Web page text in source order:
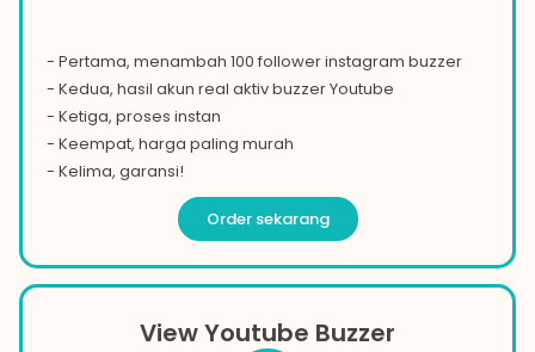
- Pertama, menambah 100 follower instagram buzzer
- Kedua, hasil akun real aktiv buzzerYoutube
- Ketiga, proses instan
- Keempat, harga paling murah
- Kelima, garansi!
Order sekarang
View Youtube Buzzer